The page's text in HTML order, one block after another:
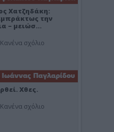
Χατζηδάκη:
την
– μειώσ…
σχόλιο
Χθες.
σχόλιο